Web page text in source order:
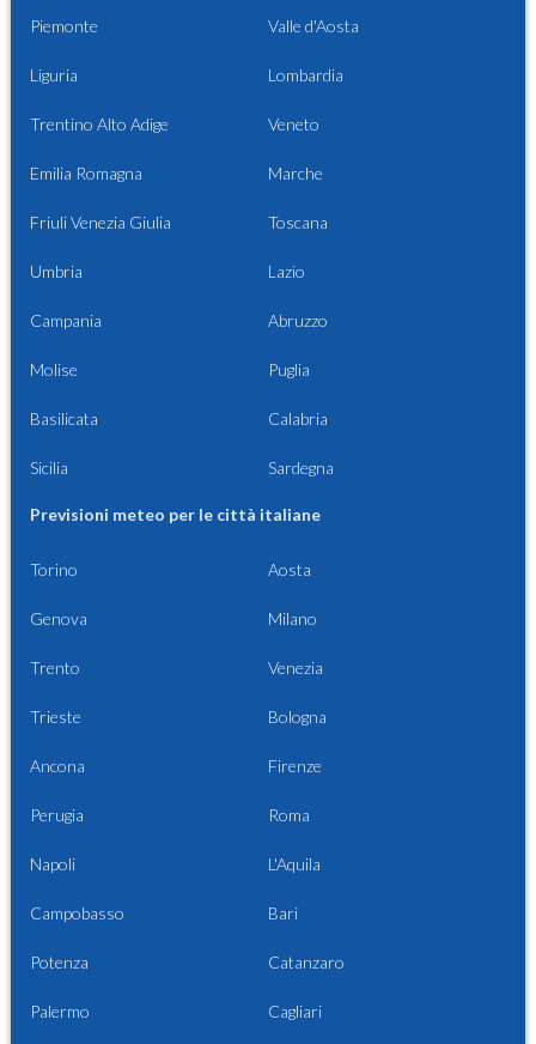
Piemonte Valle d'Aosta
Liguria Lombardia
Trentino Alto Adige Veneto
Emilia Romagna Marche
Friuli Venezia Giulia Toscana
Umbria Lazio
Campania Abruzzo
Molise Puglia
Basilicata Calabria
Sicilia Sardegna
Previsioni meteo per le città italiane
Torino Aosta
Genova Milano
Trento Venezia
Trieste Bologna
Ancona Firenze
Perugia Roma
Napoli L'Aquila
Campobasso Bari
Potenza Catanzaro
Palermo Cagliari